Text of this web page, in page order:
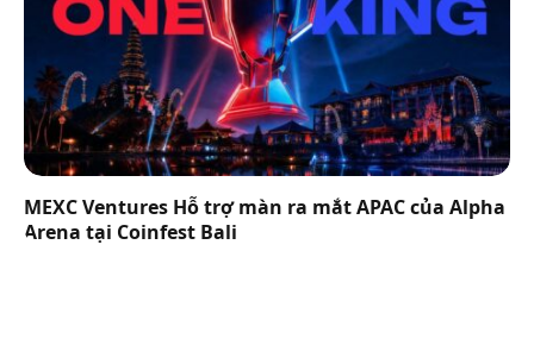
MEXC Ventures Hỗ trợ màn ra mắt APAC của Alpha
Arena tại Coinfest Bali